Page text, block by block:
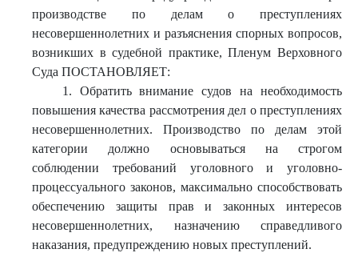
производстве по делам о преступлениях
несовершеннолетних и разъяснения спорных вопросов,
возникших в судебной практике, Пленум Верховного
Суда ПОСТАНОВЛЯЕТ:
1. Обратить внимание судов на необходимость
повышения качества рассмотрения дел о преступлениях
несовершеннолетних. Производство по делам этой
категории должно основываться на строгом
соблюдении требований уголовного и уголовно-
процессуального законов, максимально способствовать
обеспечению защиты прав и законных интересов
несовершеннолетних, назначению справедливого
наказания, предупреждению новых преступлений.